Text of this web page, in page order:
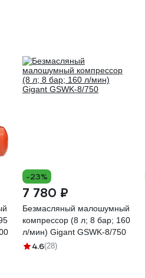
-23%
7 780 ₽
Безмасляный малошумный
компрессор (8 л; 8 бар; 160
л/мин) Gigant GSWK-8/750
4.6(28)